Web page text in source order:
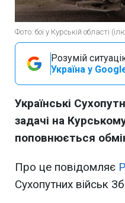
Фото: бої у Курській області
Розумій
Україна у
Українські
задачі на
поповнюється
Про це повідомляє
Сухопутних військ